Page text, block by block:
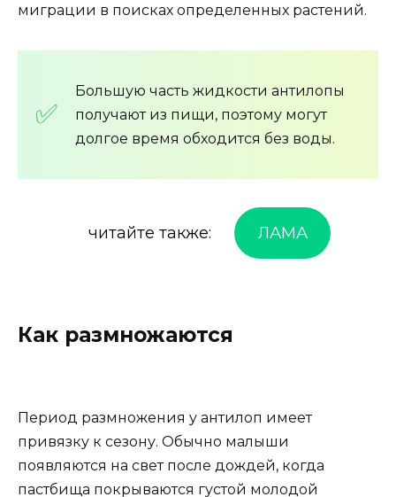
миграции в поисках определенных растений.
Большую часть жидкости антилопы
получают из пищи, поэтому могут
долгое время обходится без воды.
читайте также: ЛАМА
Как размножаются
Период размножения у антилоп имеет
привязку к сезону. Обычно малыши
появляются на свет после дождей, когда
пастбища покрываются густой молодой